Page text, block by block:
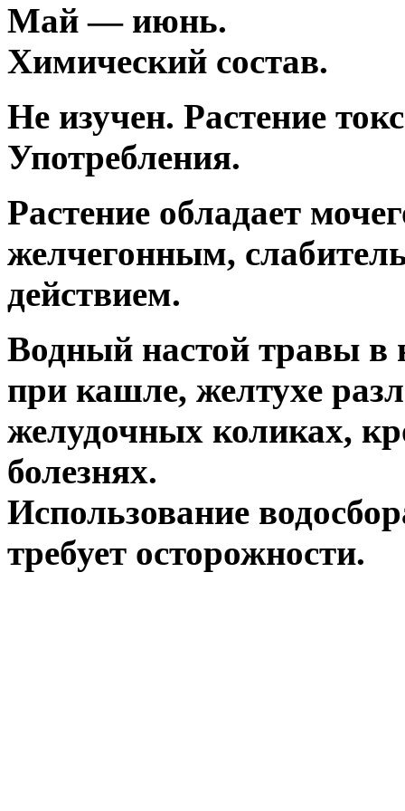
Май — июнь.
Химический состав.
Не изучен. Растение
Употребления.
Растение обладает
желчегонным,
действием.
Водный настой травы в
при кашле, желтухе
желудочных коликах,
болезнях.
Использование
требует осторожности.